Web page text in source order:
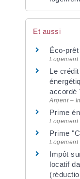
Et aussi
Éco-
Logement
Le
accordé
Argent –
Prime
Logement
Prime
Logement
Impôt
locatif